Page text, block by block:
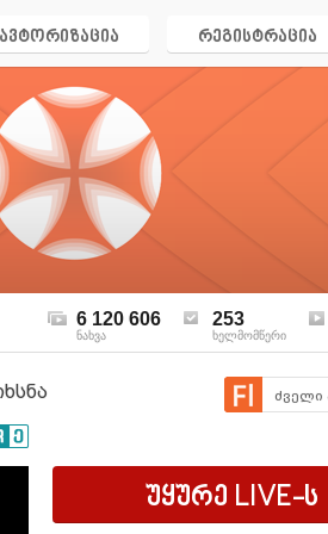
ავტორიზაცია რეგისტრაცია
6 120 606
ნახვა
253
ხელმომწერი
ძველი
უყურე LIVE-ს